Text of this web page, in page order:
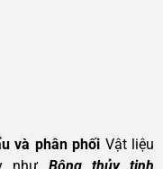
và phân phối Vật liệu